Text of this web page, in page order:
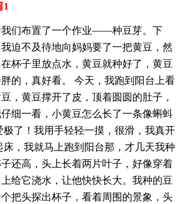
1
们布置了一个作业——种豆芽。下
迫不及待地向妈妈要了一把黄豆，然
杯子里放点水，黄豆就种好了，黄豆
的，真好看。 今天，我跑到阳台上看
，黄豆撑开了皮，顶着圆圆的肚子，
细一看，小黄豆怎么长了一条像蝌蚪
极了！我用手轻轻一摸，很滑，我真开
，我就马上跑到阳台那，才几天我种
还高，头上长着两片叶子，好像穿着
给它浇水，让他快快长大。我种的豆
把头探出杯子，看着周围的景象，头